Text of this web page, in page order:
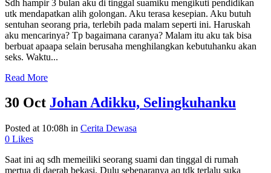
Sdh hampir 3 bulan aku di tinggal suamiku mengikuti pendidikan
utk mendapatkan alih golongan. Aku terasa kesepian. Aku butuh
sentuhan seorang pria, terlebih pada malam seperti ini. Haruskah
aku mencarinya? Tp bagaimana caranya? Malam itu aku tak bisa
berbuat apaapa selain berusaha menghilangkan kebutuhanku akan
seks. Waktu...
Read More
30 Oct Johan Adikku, Selingkuhanku
Posted at 10:08h in Cerita Dewasa
0 Likes
Saat ini aq sdh memeiliki seorang suami dan tinggal di rumah
mertua di daerah bekasi. Dulu sebenaranya aq tdk terlalu suka